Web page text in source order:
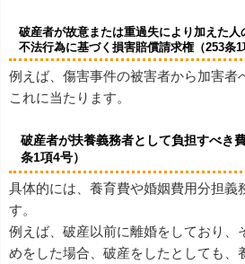
破産者が故意または重過失により加えた
不法行為に基づく損害賠償請求権（253条1
例えば、傷害事件の被害者から加害者
これに当たります。
破産者が扶養義務者として負担すべき
条1項4号）
具体的には、養育費や婚姻費用分担義
す。
例えば、破産以前に離婚をしており、
めをした場合、破産をしたとしても、